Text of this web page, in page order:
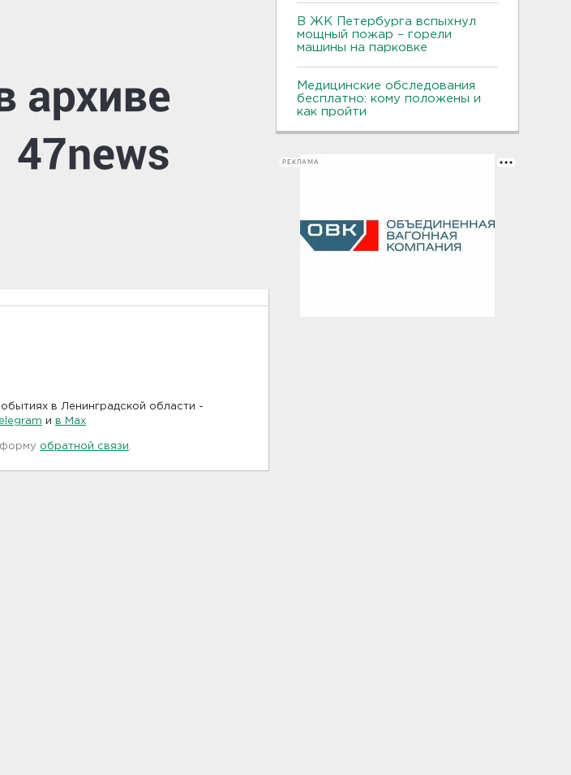
в Ленинградской области -
и в Maх
форму обратной связи
В ЖК Петербурга вспыхнул
мощный пожар – горели
машины на парковке
Медицинские обследования
бесплатно: кому положены и
как пройти
РЕКЛАМА